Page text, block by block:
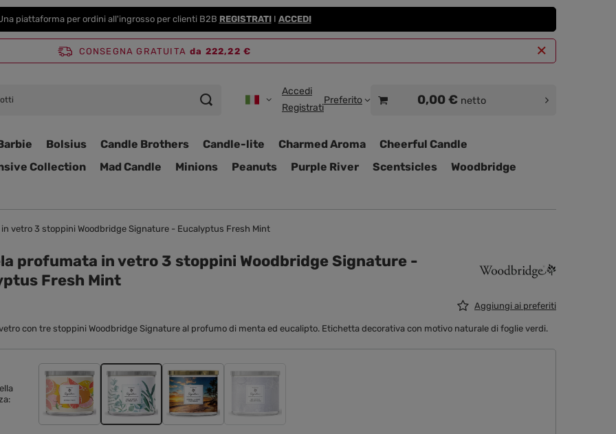
piattaforma per ordini all'ingrosso per clienti B2B REGISTRATII ACCEDI
CONSEGNA GRATUITA da 222,22 €
Accedi
Registrati
Preferito 0,00 € netto
Bolsius Candle Brothers Candle-lite Charmed Aroma
Cheerful Candle
Collection Mad Candle Minions Peanuts Purple River Scentsicles
Woodbridge
vetro 3 stoppini Woodbridge Signature - Eucalyptus Fresh Mint
profumata in vetro 3 stoppini Woodbridge Signature -
Fresh Mint
Aggiungi ai preferiti
con tre stoppini Woodbridge Signature al profumo di menta ed eucalipto. Etichetta decorativa con motivo naturale di foglie verdi.